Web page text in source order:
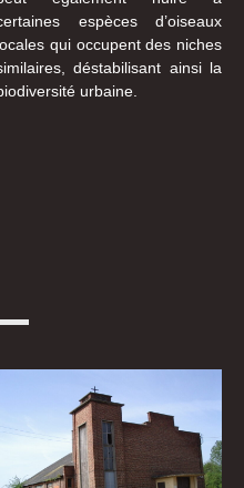
espèces d’oiseaux
qui occupent des niches
déstabilisant ainsi la
urbaine.